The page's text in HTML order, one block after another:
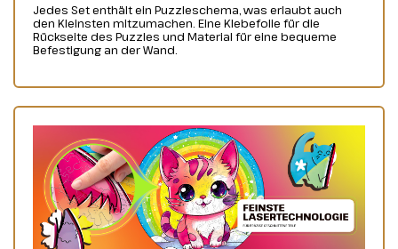
Jedes Set enthält ein Puzzleschema, was erlaubt auch
den Kleinsten mitzumachen. Eine Klebefolie für die
Rückseite des Puzzles und Material für eine bequeme
Befestigung an der Wand.